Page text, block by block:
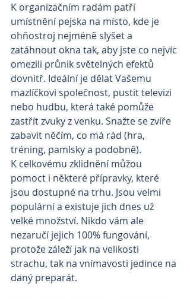
K organizačním radám patří
umístnění pejska na místo, kde je
ohňostroj nejméně slyšet a
zatáhnout okna tak, aby jste co nejvíc
omezili průnik světelných efektů
dovnitř. Ideální je dělat Vašemu
mazlíčkovi společnost, pustit televizi
nebo hudbu, která také pomůže
zastřít zvuky z venku. Snažte se zvíře
zabavit něčím, co má rád (hra,
tréning, pamlsky a podobně).
K celkovému zklidnění můžou
pomoct i některé přípravky, které
jsou dostupné na trhu. Jsou velmi
populární a existuje jich dnes už
velké množství. Nikdo vám ale
nezaručí jejich 100% fungování,
protože záleží jak na velikosti
strachu, tak na vnímavosti jedince na
daný preparát.